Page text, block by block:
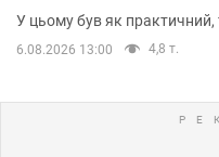
У цьому був як практичний,
6.08.2026 13:00 4,8 т.